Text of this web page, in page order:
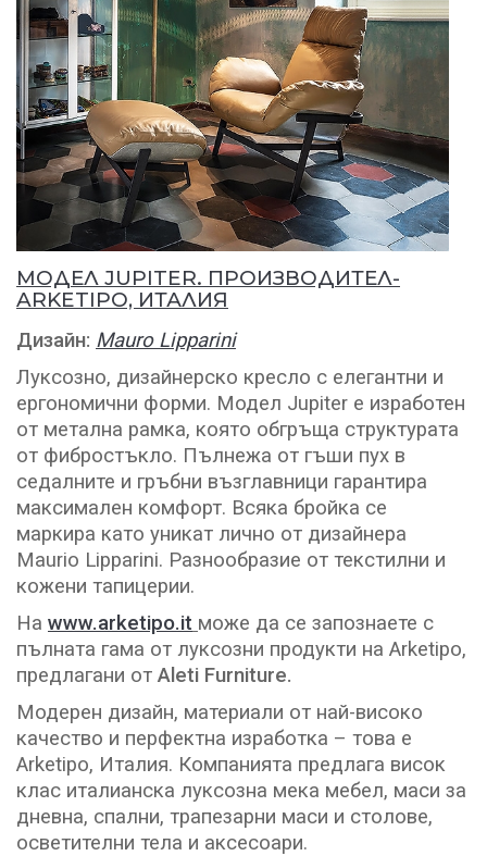
МОДЕЛ JUPITER. ПРОИЗВОДИТЕЛ-
ARKETIPO, ИТАЛИЯ
Дизайн: Mauro Lipparini
Луксозно, дизайнерско кресло с елегантни и
ергономични форми. Mодел Jupiter е изработен
от метална рамка, която обгръща структурата
от фибростъкло. Пълнежа от гъши пух в
седалните и гръбни възглавници гарантира
максимален комфорт. Всяка бройка се
маркира като уникат лично от дизайнера
Maurio Lipparini. Разнообразие от текстилни и
кожени тапицерии.
На www.arketipo.it може да се запознаете с
пълната гама от луксозни продукти на Arketipo,
предлагани от Aleti Furniture.
Модерен дизайн, материали от най-високо
качество и перфектна изработка – това е
Arketipo, Италия. Компанията предлага висок
клас италианска луксозна мека мебел, маси за
дневна, спални, трапезарни маси и столове,
осветителни тела и аксесоари.